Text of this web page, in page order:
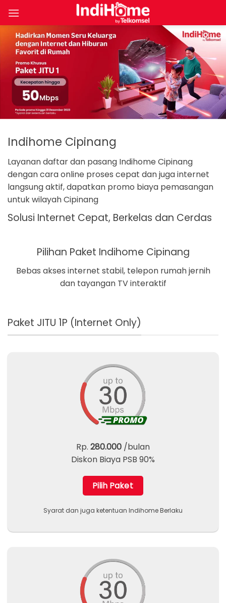
content
Indihome Cipinang
Layanan daftar dan pasang Indihome Cipinang
dengan cara online proses cepat dan juga internet
langsung aktif, dapatkan promo biaya pemasangan
untuk wilayah Cipinang
Solusi Internet Cepat, Berkelas dan Cerdas
Pilihan Paket Indihome Cipinang
Bebas akses internet stabil, telepon rumah jernih
dan tayangan TV interaktif
Paket JITU 1P (Internet Only)
Rp. 280.000 /bulan
Diskon Biaya PSB 90%
Pilih Paket
Syarat dan juga ketentuan Indihome Berlaku